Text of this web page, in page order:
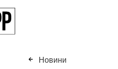
Новини